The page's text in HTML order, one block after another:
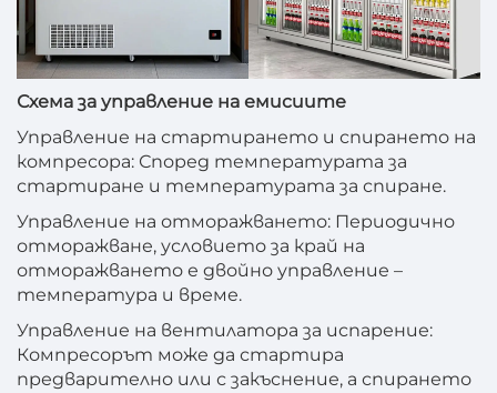
Схема за управление на емисиите
Управление на стартирането и спирането на
компресора: Според температурата за
стартиране и температурата за спиране.
Управление на отморажването: Периодично
отморажване, условието за край на
отморажването е двойно управление –
температура и време.
Управление на вентилатора за испарение:
Компресорът може да стартира
предварително или с закъснение, а спирането